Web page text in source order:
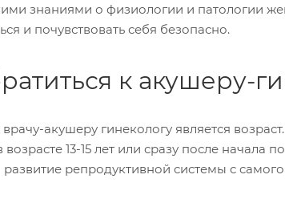
знаниями о физиологии и патологии
и почувствовать себя безопасно.
к акушеру-
акушеру гинекологу является
13-15 лет или сразу после начала
репродуктивной системы с